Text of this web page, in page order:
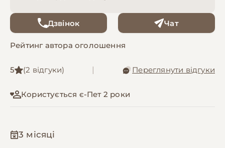
Дзвінок Чат
Рейтинг автора оголошення
5 (2 відгуки) Переглянути відгуки
Користується є-Пет 2 роки
3 місяці